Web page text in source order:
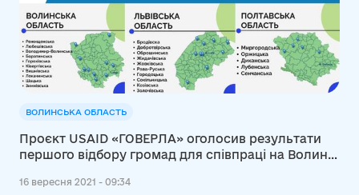
ВОЛИНСЬКА ОБЛАСТЬ
Проєкт USAID «ГОВЕРЛА» оголосив результати
першого відбору громад для співпраці на Волині,
16 вересня 2021 - 09:34